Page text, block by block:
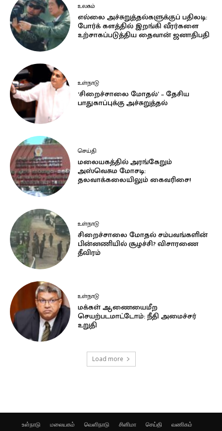
உலகம்
எல்லை அச்சுறுத்தல்களுக்குப் பதிலடி:
போர்க் களத்தில் இறங்கி வீரர்களை
உற்சாகப்படுத்திய தைவான் ஜனாதிபதி
உள்நாடு
‘சிறைச்சாலை மோதல்’ – தேசிய
பாதுகாப்புக்கு அச்சுறுத்தல்
செய்தி
மலையகத்தில் அரங்கேறும்
அஸ்வெசும மோசடி:
தலவாக்கலையிலும் கைவரிசை!
உள்நாடு
சிறைச்சாலை மோதல் சம்பவங்களின்
பின்னணியில் சூழச்சி? விசாரணை
தீவிரம்
உள்நாடு
மக்கள் ஆணையைமீற
செயற்படமாட்டோம்: நீதி அமைச்சர்
உறுதி
Load more
உள்நாடு மலையகம் வெளிநாடு சினிமா செய்தி
வணிகம்